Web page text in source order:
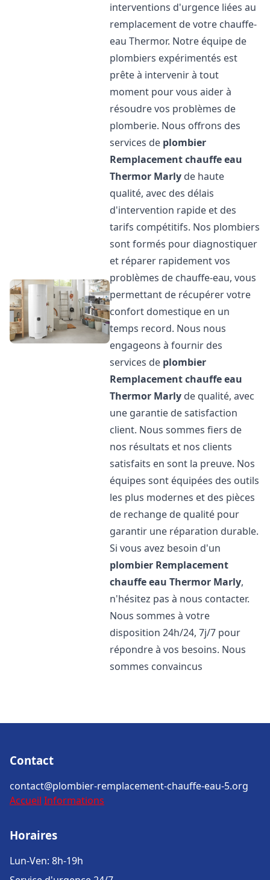
interventions d'urgence liées au
remplacement de votre chauffe-
eau Thermor. Notre équipe de
plombiers expérimentés est
prête à intervenir à tout
moment pour vous aider à
résoudre vos problèmes de
plomberie. Nous offrons des
services de plombier
Remplacement chauffe eau
Thermor Marly de haute
qualité, avec des délais
d'intervention rapide et des
tarifs compétitifs. Nos plombiers
sont formés pour diagnostiquer
et réparer rapidement vos
problèmes de chauffe-eau, vous
permettant de récupérer votre
confort domestique en un
temps record. Nous nous
engageons à fournir des
services de plombier
Remplacement chauffe eau
Thermor Marly de qualité, avec
une garantie de satisfaction
client. Nous sommes fiers de
nos résultats et nos clients
satisfaits en sont la preuve. Nos
équipes sont équipées des outils
les plus modernes et des pièces
de rechange de qualité pour
garantir une réparation durable.
Si vous avez besoin d'un
plombier Remplacement
chauffe eau Thermor Marly,
n'hésitez pas à nous contacter.
Nous sommes à votre
disposition 24h/24, 7j/7 pour
répondre à vos besoins. Nous
sommes convaincus
Contact
contact@plombier-remplacement-chauffe-eau-5.org
Accueil Informations
Horaires
Lun-Ven: 8h-19h